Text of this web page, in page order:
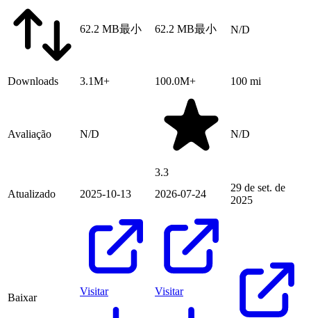
62.2 MB最小 62.2 MB最小 N/D
Downloads 3.1M+ 100.0M+ 100 mi
Avaliação N/D
3.3
N/D
Atualizado 2025-10-13 2026-07-24
29 de set. de
2025
Baixar
Visitar Visitar